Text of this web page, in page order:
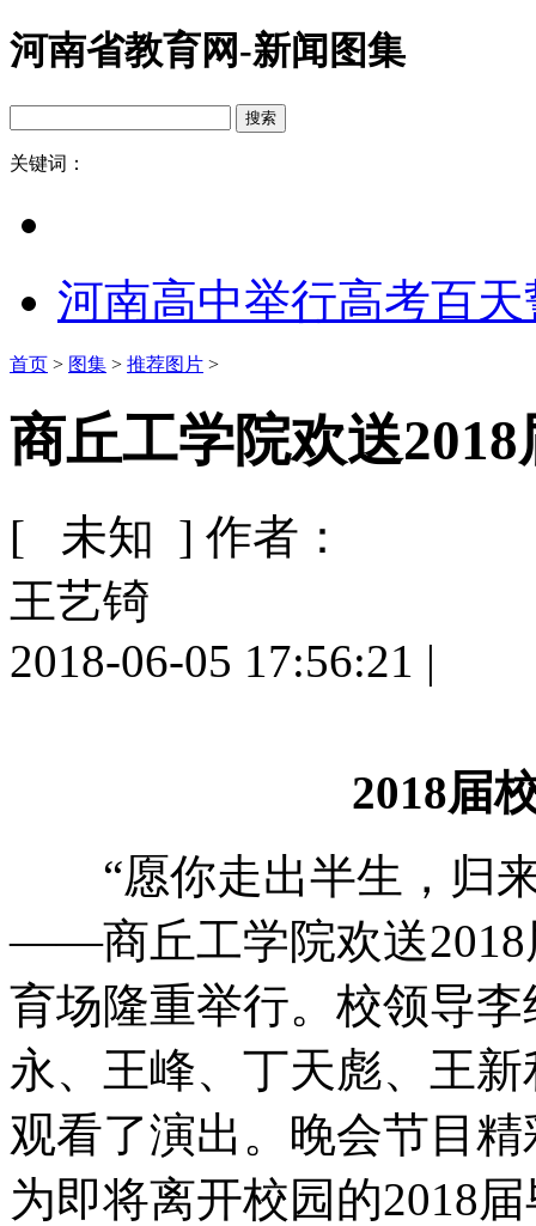
河南省教育网-新闻图集
关键词：
河南高中举行高考百
首页 > 图集 > 推荐图片 >
商丘工学院欢送
[ 未知 ] 作者：
王艺锜
2018-06-05 17:56:21 |
2018届
“愿你走出半生，归来
——商丘工学院欢送2018
育场隆重举行。校领导
永、王峰、丁天彪、王
观看了演出。晚会节目
为即将离开校园的2018